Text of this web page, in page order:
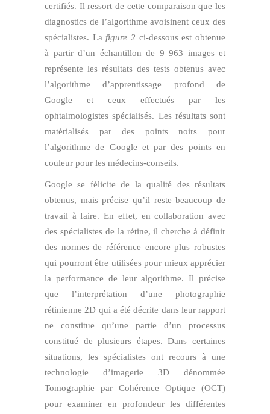
certifiés. Il ressort de cette comparaison que les
diagnostics de l’algorithme avoisinent ceux des
spécialistes. La figure 2 ci-dessous est obtenue
à partir d’un échantillon de 9 963 images et
représente les résultats des tests obtenus avec
l’algorithme d’apprentissage profond de
Google et ceux effectués par les
ophtalmologistes spécialisés. Les résultats sont
matérialisés par des points noirs pour
l’algorithme de Google et par des points en
couleur pour les médecins-conseils.
Google se félicite de la qualité des résultats
obtenus, mais précise qu’il reste beaucoup de
travail à faire. En effet, en collaboration avec
des spécialistes de la rétine, il cherche à définir
des normes de référence encore plus robustes
qui pourront être utilisées pour mieux apprécier
la performance de leur algorithme. Il précise
que l’interprétation d’une photographie
rétinienne 2D qui a été décrite dans leur rapport
ne constitue qu’une partie d’un processus
constitué de plusieurs étapes. Dans certaines
situations, les spécialistes ont recours à une
technologie d’imagerie 3D dénommée
Tomographie par Cohérence Optique (OCT)
pour examiner en profondeur les différentes